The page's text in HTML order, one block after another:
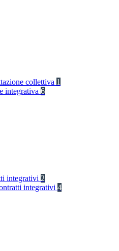
collettiva 1
integrativa 6
integrativi 2
integrativi 4